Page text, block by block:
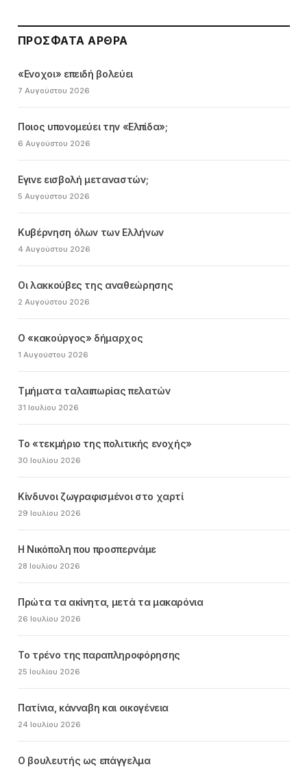
ΠΡΌΣΦΑΤΑ ΆΡΘΡΑ
«Ενοχοι» επειδή βολεύει
7 Αυγούστου 2026
Ποιος υπονομεύει την «Ελπίδα»;
6 Αυγούστου 2026
Εγινε εισβολή μεταναστών;
5 Αυγούστου 2026
Κυβέρνηση όλων των Ελλήνων
4 Αυγούστου 2026
Οι λακκούβες της αναθεώρησης
2 Αυγούστου 2026
Ο «κακούργος» δήμαρχος
1 Αυγούστου 2026
Τμήματα ταλαιπωρίας πελατών
31 Ιουλίου 2026
Το «τεκμήριο της πολιτικής ενοχής»
30 Ιουλίου 2026
Κίνδυνοι ζωγραφισμένοι στο χαρτί
29 Ιουλίου 2026
Η Νικόπολη που προσπερνάμε
28 Ιουλίου 2026
Πρώτα τα ακίνητα, μετά τα μακαρόνια
26 Ιουλίου 2026
Το τρένο της παραπληροφόρησης
25 Ιουλίου 2026
Πατίνια, κάνναβη και οικογένεια
24 Ιουλίου 2026
Ο βουλευτής ως επάγγελμα